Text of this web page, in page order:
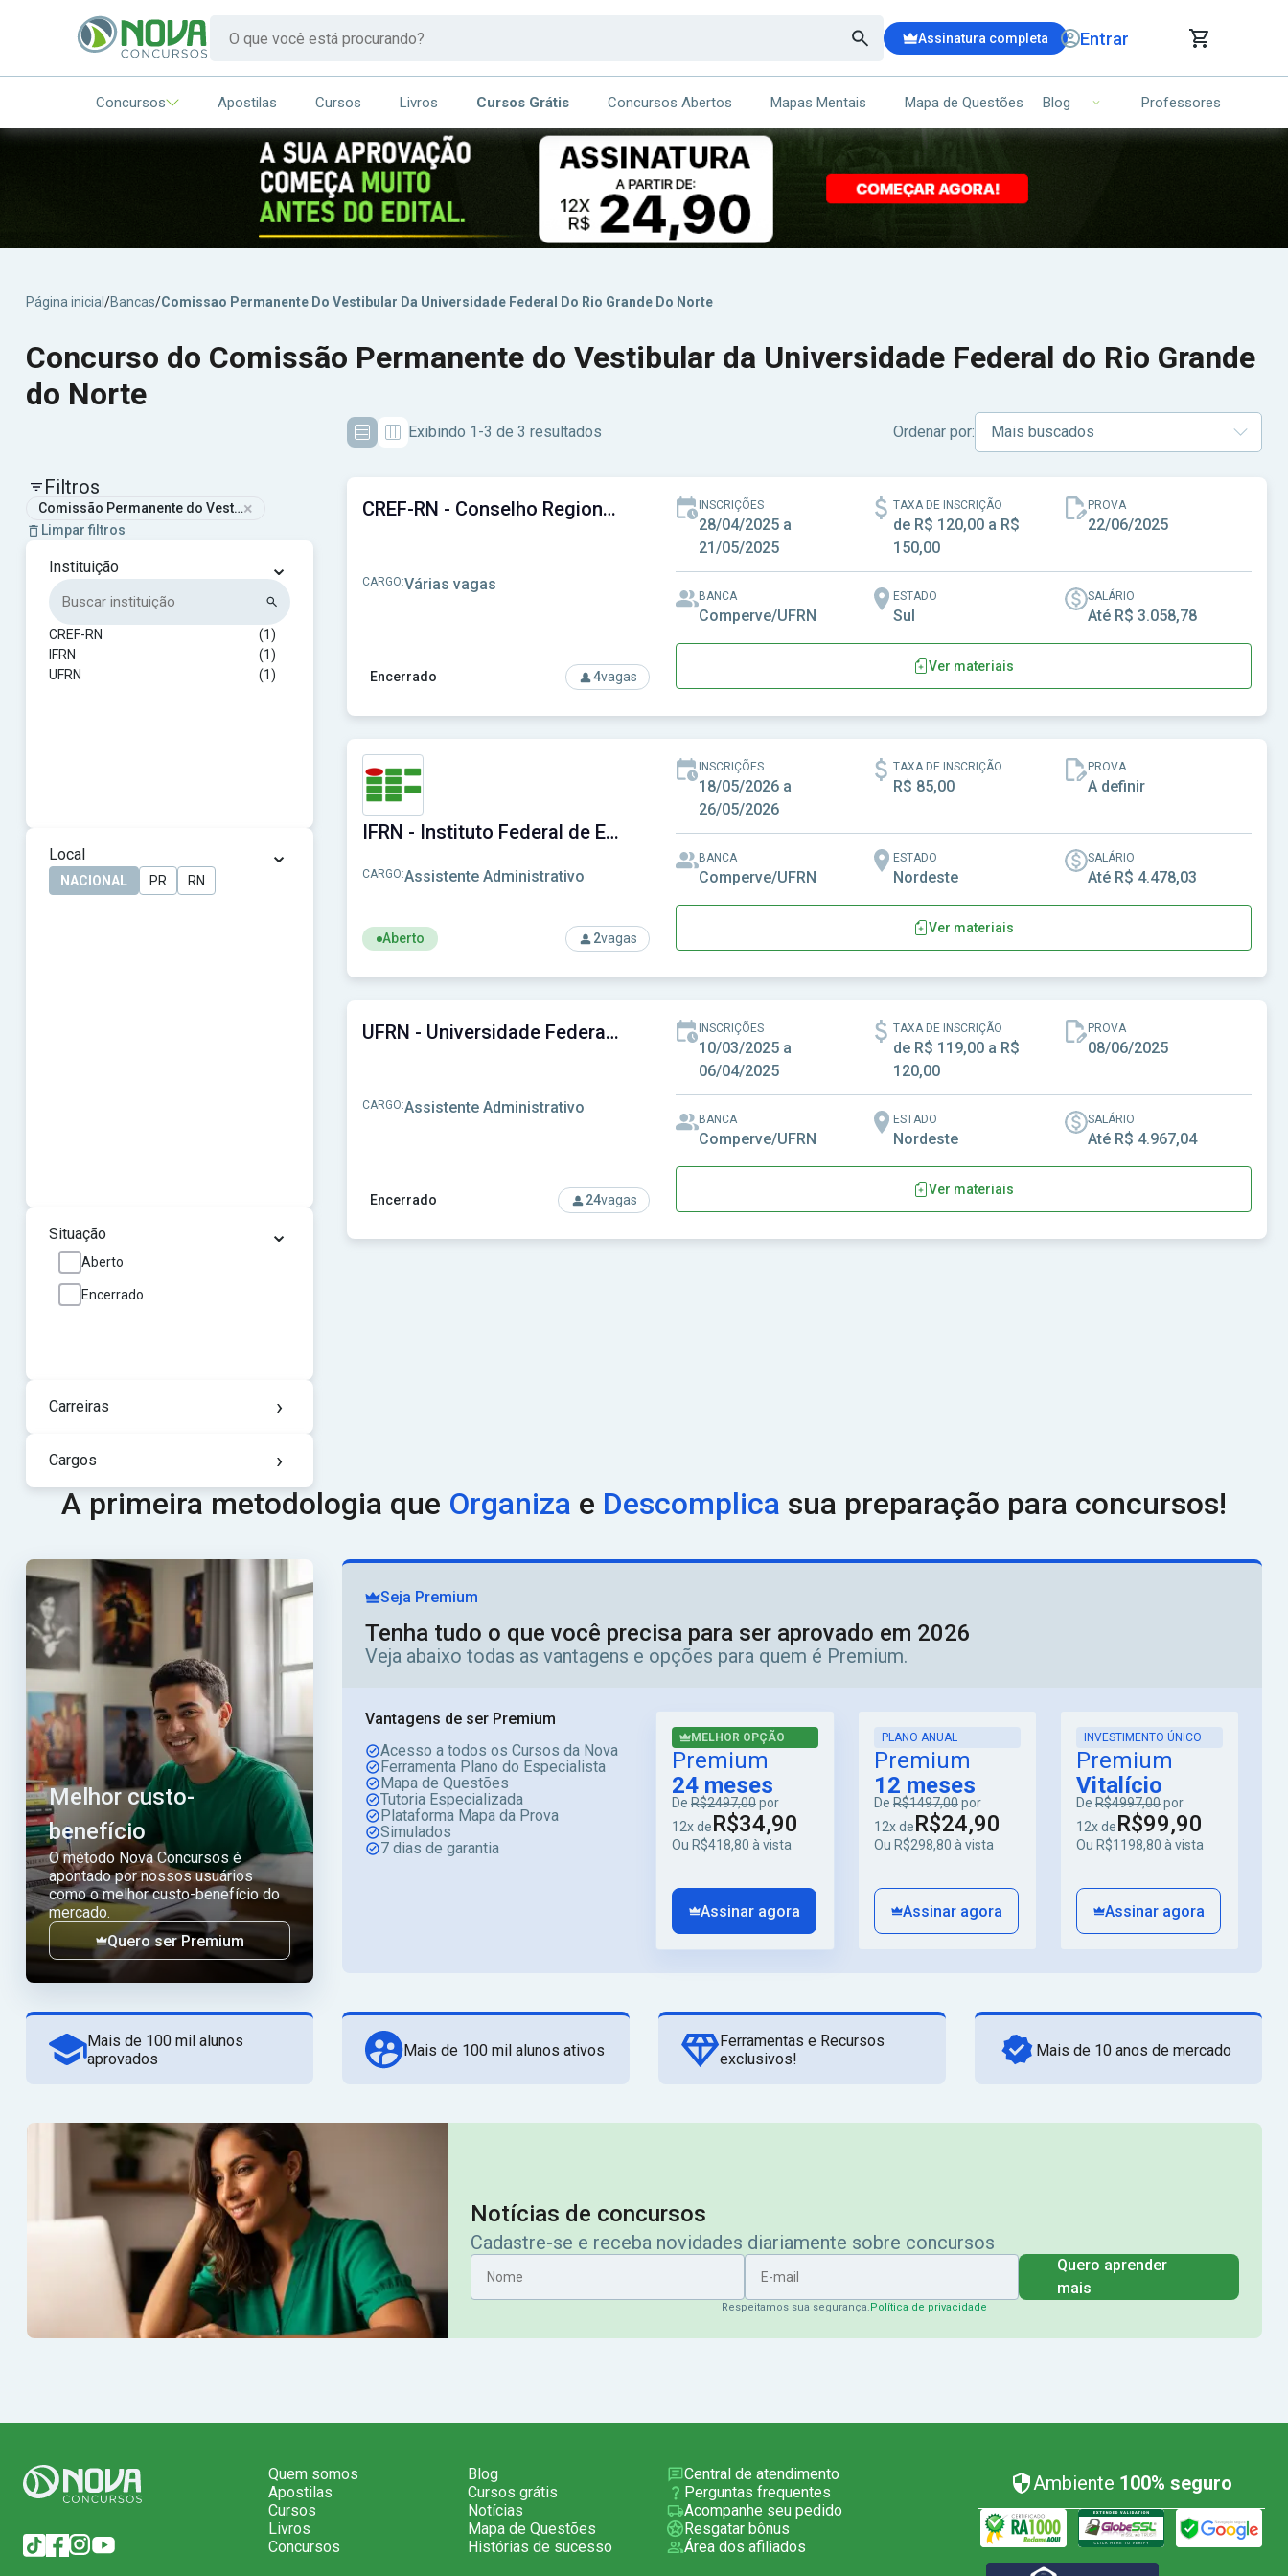
Assinatura completa Entrar
CARRINHO DE COMPRAS
ITENS (00)
Ops!
Seu carrinho ainda está vazio.
Concursos Apostilas Cursos Livros Cursos Grátis Concursos Abertos Mapas Mentais Mapa de Questões Blog Professores
Página inicial /Bancas/Comissao Permanente Do Vestibular Da Universidade Federal Do Rio Grande Do Norte
Concurso do Comissão Permanente do Vestibular da Universidade Federal do Rio Grande
do Norte
Exibindo 1-3 de 3 resultados Ordenar por:
Filtros
Comissão Permanente do Vestibular da Universidade Federal do Rio Grande do Norte
×
Limpar filtros
Instituição ⌄
CREF-RN
(1)
IFRN
(1)
UFRN
(1)
Local ⌄
NACIONAL PR RN
Situação ⌄
Aberto
Encerrado
Carreiras ›
Cargos ›
Encerrado 4vagas
CREF-RN - Conselho Regional de Educação Física da 16ª Região
CARGO:Várias vagas
INSCRIÇÕES
28/04/2025 a
21/05/2025
TAXA DE INSCRIÇÃO
de R$ 120,00 a R$
150,00
PROVA
22/06/2025
BANCA
Comperve/UFRN
ESTADO
Sul
SALÁRIO
Até R$ 3.058,78
Ver materiais
Aberto 2vagas
IFRN - Instituto Federal de Educação, Ciência e Tecnologia do Rio Grande do Norte
CARGO:Assistente Administrativo
INSCRIÇÕES
18/05/2026 a
26/05/2026
TAXA DE INSCRIÇÃO
R$ 85,00
PROVA
A definir
BANCA
Comperve/UFRN
ESTADO
Nordeste
SALÁRIO
Até R$ 4.478,03
Ver materiais
Encerrado 24vagas
UFRN - Universidade Federal do Rio Grande do Norte
CARGO:Assistente Administrativo
INSCRIÇÕES
10/03/2025 a
06/04/2025
TAXA DE INSCRIÇÃO
de R$ 119,00 a R$
120,00
PROVA
08/06/2025
BANCA
Comperve/UFRN
ESTADO
Nordeste
SALÁRIO
Até R$ 4.967,04
Ver materiais
A primeira metodologia que Organiza e Descomplica sua preparação para concursos!
Melhor custo-
benefício
O método Nova Concursos é
apontado por nossos usuários
como o melhor custo-benefício do
mercado.
Quero ser Premium
Seja Premium
Tenha tudo o que você precisa para ser aprovado em 2026
Veja abaixo todas as vantagens e opções para quem é Premium.
Vantagens de ser Premium
Acesso a todos os Cursos da Nova
Ferramenta Plano do Especialista
Mapa de Questões
Tutoria Especializada
Plataforma Mapa da Prova
Simulados
7 dias de garantia
MELHOR OPÇÃO
Premium
24 meses
De R$2497,00por
12x deR$34,90
Ou R$418,80 à vista
Assinar agora
PLANO ANUAL
Premium
12 meses
De R$1497,00por
12x deR$24,90
Ou R$298,80 à vista
Assinar agora
INVESTIMENTO ÚNICO
Premium
Vitalício
De R$4997,00por
12x deR$99,90
Ou R$1198,80 à vista
Assinar agora
Mais de 100 mil alunos
aprovados
Mais de 100 mil alunos ativos
Ferramentas e Recursos
exclusivos!
Mais de 10 anos de mercado
Notícias de concursos
Cadastre-se e receba novidades diariamente sobre concursos
Nome
E-mail
Quero aprender
mais
Respeitamos sua segurança.Política de privacidade
Quem somos
Apostilas
Cursos
Livros
Concursos
Blog
Cursos grátis
Notícias
Mapa de Questões
Histórias de sucesso
Central de atendimento
Perguntas frequentes
Acompanhe seu pedido
Resgatar bônus
Área dos afiliados
Ambiente 100% seguro